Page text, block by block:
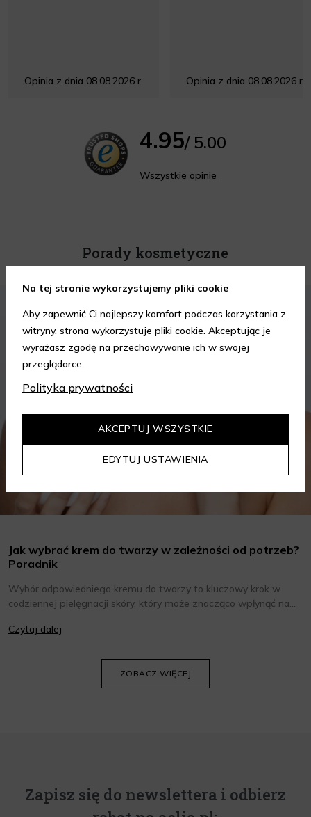
Opinia z dnia 08.08.2026 r. Opinia z dnia 08.08.2026 r.
4.95/ 5.00
Wszystkie opinie
Porady kosmetyczne
Jak wybrać krem do twarzy w zależności od potrzeb?
Poradnik
Wybór odpowiedniego kremu do twarzy to kluczowy krok w
codziennej pielęgnacji skóry, który może znacząco wpłynąć na
oraz wiedzieć, jak dopasować je do potrzeb własnej skóry.
Czytaj dalej
ZOBACZ WIĘCEJ
Zapisz się do newslettera i odbierz
Na tej stronie wykorzystujemy pliki cookie
Aby zapewnić Ci najlepszy komfort podczas korzystania z
witryny, strona wykorzystuje pliki cookie. Akceptując je
wyrażasz zgodę na przechowywanie ich w swojej
przeglądarce.
Polityka prywatności
EDYTUJ USTAWIENIA
AKCEPTUJ WSZYSTKIE